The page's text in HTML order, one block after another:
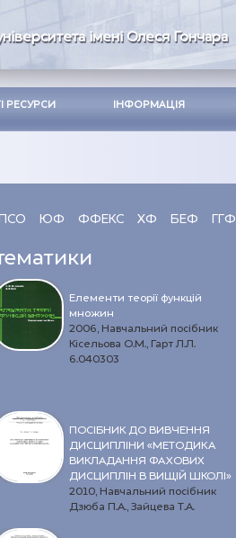
імені Олеся Гончара
РЕСУРСИ ІНФОРМАЦІЯ
ЮФ ФФЕКС ХФ БЕФ ГГФ
Елементи теорії функцій
множин
2006, Навчальний посібник
Кісельова О.М., Гарт Л.Л.
6.040303
ПОСІБНИК ДО ВИВЧЕННЯ
ДИСЦИПЛІНИ «МЕТОДИКА
ВИКЛАДАННЯ ФАХОВИХ
ДИСЦИПЛІН В ВИЩІЙ ШКОЛІ»
2010, Навчальний посібник
Дзюба П.А., Зайцева Т.А.